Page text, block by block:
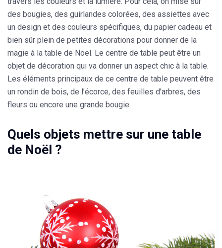
des bougies, des guirlandes colorées, des assiettes avec
un design et des couleurs spécifiques, du papier cadeau et
bien sûr plein de petites décorations pour donner de la
magie à la table de Noël. Le centre de table peut être un
objet de décoration qui va donner un aspect chic à la table.
Les éléments principaux de ce centre de table peuvent être
un rondin de bois, de l’écorce, des feuilles d’arbres, des
fleurs ou encore une grande bougie.
Quels objets mettre sur une table
de Noël ?